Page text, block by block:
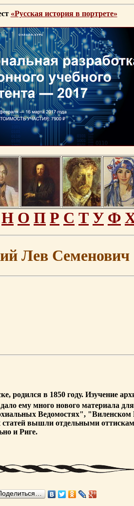
«Русская история в портрете»
Н О П Р С Т У Ф
Лев Семенович
родился в 1850 году. Изучение
ему много нового материала
Ведомостях", "Виленском
вышли отдельными
и Риге.